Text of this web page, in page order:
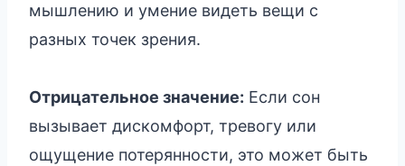
мышлению и умение видеть вещи с
разных точек зрения.
Отрицательное значение: Если сон
вызывает дискомфорт, тревогу или
ощущение потерянности, это может быть